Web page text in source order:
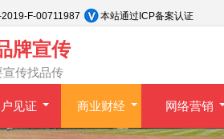
2019-F-00711987 本站通过ICP备案认证
牌宣传
宣传找品传
见证 商业财经 网络营销